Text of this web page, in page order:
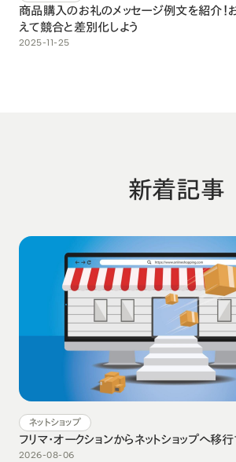
商品購入のお礼のメッセージ例文を紹介！
えて競合と差別化しよう
2025-11-25
新着記事
ネットショップ
フリマ・オークションからネットショップへ移
2026-08-06